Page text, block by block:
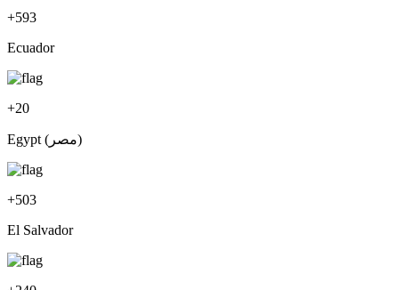
+593
Ecuador
+20
Egypt (‫مصر‬‎)
+503
El Salvador